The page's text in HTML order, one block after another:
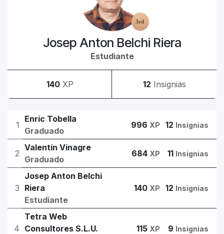
Josep Anton Belchi Riera
Estudiante
140 XP 12 Insignias
1
Enric Tobella
Graduado
996 XP 12 Insignias
2
Valentín Vinagre
Graduado
684 XP 11 Insignias
3
Josep Anton Belchi
Riera
Estudiante
140 XP 12 Insignias
4
Tetra Web
Consultores S.L.U.
115 XP 9 Insignias